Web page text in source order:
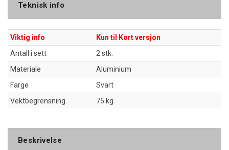
Teknisk info
Viktig info
Kun til Kort versjon
Antall i sett
2 stk.
Materiale
Aluminium
Farge
Svart
Vektbegrensning
75 kg
Beskrivelse